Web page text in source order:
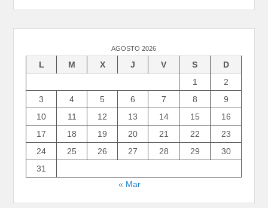
AGOSTO 2026
L M X J V S
D
1
2
3
4 5 6 7 8
9
10
11 12 13 14 15
16
17
18 19 20 21 22
23
24
25 26 27 28 29
30
31
« Mar